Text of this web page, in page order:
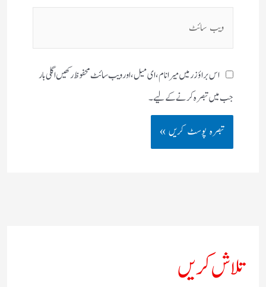
اس براؤزر میں میرا نام، ای میل، اور ویب سائٹ محفوظ رکھیں اگلی بار
جب میں تبصرہ کرنے کےلیے۔
تلاش کریں